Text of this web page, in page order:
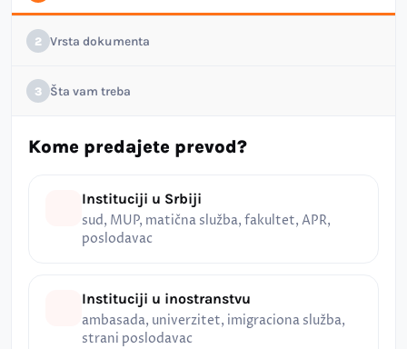
2 Vrsta dokumenta
3 Šta vam treba
Kome predajete prevod?
Instituciji u Srbiji
sud, MUP, matična služba, fakultet, APR,
poslodavac
Instituciji u inostranstvu
ambasada, univerzitet, imigraciona služba,
strani poslodavac